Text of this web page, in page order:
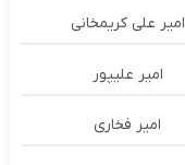
امیر علی کریمخانی
امیر علیپور
امیر فخاری